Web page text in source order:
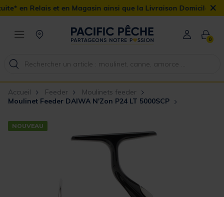
en Magasin ainsi que la Livraison Domicile offerte dès 90€ ×
0
Accueil Feeder
Moulinets feeder
Moulinet Feeder DAIWA N'Zon P24 LT 5000SCP
NOUVEAU